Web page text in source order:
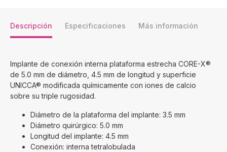
Descripción Especificaciones Más información
Implante de conexión interna plataforma estrecha CORE-X®
de 5.0 mm de diámetro, 4.5 mm de longitud y superficie
UNICCA® modificada químicamente con iones de calcio
sobre su triple rugosidad.
Diámetro de la plataforma del implante: 3.5 mm
Diámetro quirúrgico: 5.0 mm
Longitud del implante: 4.5 mm
Conexión: interna tetralobulada